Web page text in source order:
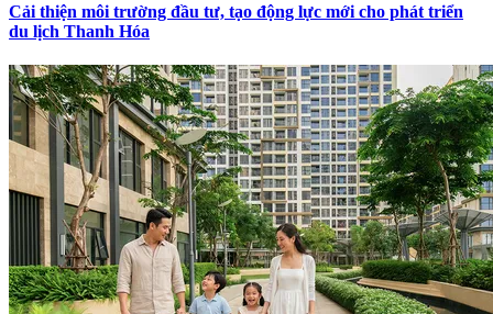
Cải thiện môi trường đầu tư, tạo động lực mới cho phát triển
du lịch Thanh Hóa